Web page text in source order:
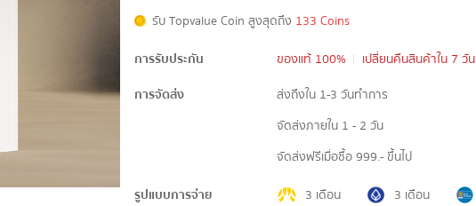
รับ Topvalue Coin สูงสุดถึง 133 Coins
การรับประกัน
ของแท้ 100% เปลี่ยนคืนสินค้าใน 7 วัน
การจัดส่ง
ส่งถึงใน 1-3 วันทำการ
จัดส่งภายใน 1 - 2 วัน
จัดส่งฟรีเมื่อซื้อ 999.- ขึ้นไป
รูปแบบการจ่าย
3 เดือน 3 เดือน